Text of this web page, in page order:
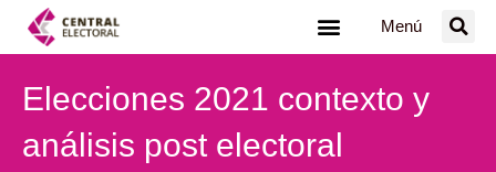
Menú
Elecciones 2021 contexto y
análisis post electoral